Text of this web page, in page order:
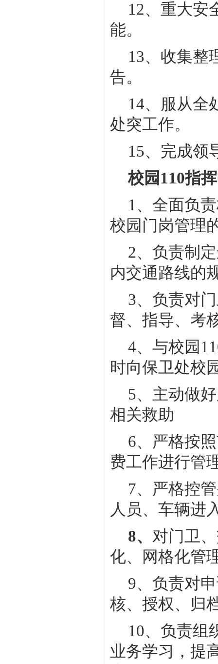
12、重大安
能。
13、收集整
告。
14、服从全
处突工作。
15、完成领
校园 110指
1 、全面负
校园门岗管理
2、负责制
内交通路线的
3、负责对
督、指导、考
4、 与校园
时向保卫处校
5、主动做
相关救助
6、严格按
费工作进行管
7、严格控
人员、车辆进
8、 对门卫
化、网格化管
9、负责对
核、授权、归
10、负责组
业务学习，提